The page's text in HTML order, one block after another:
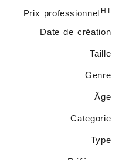
Prix professionnel HT
Date de création
Taille
Genre
Âge
Categorie
Type